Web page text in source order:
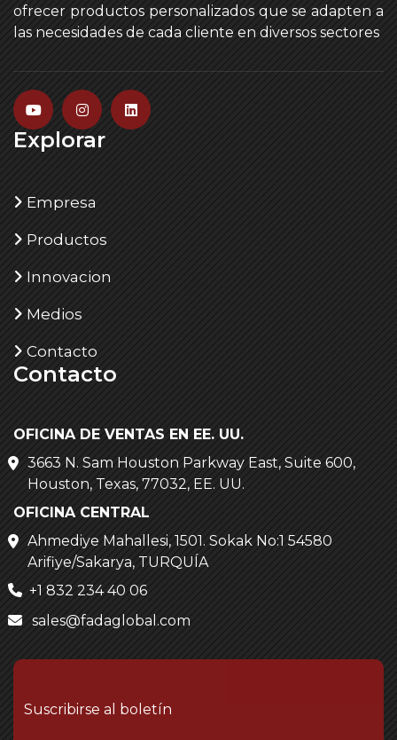
ofrecer productos personalizados que se adapten a
las necesidades de cada cliente en diversos sectores
Explorar
Empresa
Productos
Innovacion
Medios
Contacto
Contacto
OFICINA DE VENTAS EN EE. UU.
3663 N. Sam Houston Parkway East, Suite 600,
Houston, Texas, 77032, EE. UU.
OFICINA CENTRAL
Ahmediye Mahallesi, 1501. Sokak No:1 54580
Arifiye/Sakarya, TURQUÍA
+1 832 234 40 06
sales@fadaglobal.com
Suscribirse al boletín